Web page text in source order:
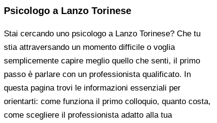
Psicologo a Lanzo Torinese
Stai cercando uno psicologo a Lanzo Torinese? Che tu
stia attraversando un momento difficile o voglia
semplicemente capire meglio quello che senti, il primo
passo è parlare con un professionista qualificato. In
questa pagina trovi le informazioni essenziali per
orientarti: come funziona il primo colloquio, quanto costa,
come scegliere il professionista adatto alla tua